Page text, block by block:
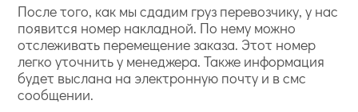
После того, как мы сдадим груз перевозчику, у нас
появится номер накладной. По нему можно
отслеживать перемещение заказа. Этот номер
легко уточнить у менеджера. Также информация
будет выслана на электронную почту и в смс
сообщении.